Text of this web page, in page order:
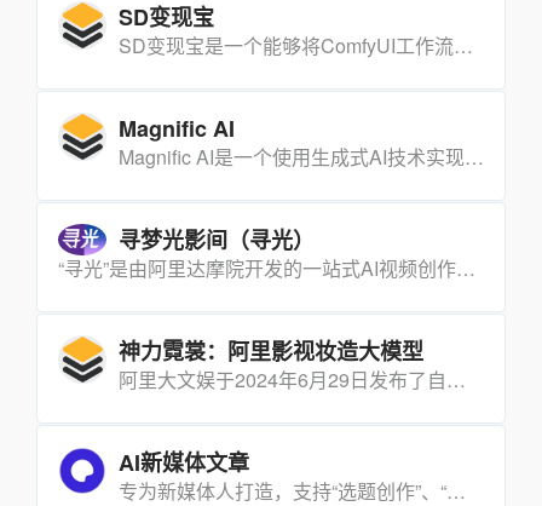
SD变现宝
SD变现宝是一个能够将ComfyUI工作流一键转换成微信小程序、抖音小程序、微信内H5和微信外H5的工具，支持多种平台和支付变现功能。
Magnific AI
Magnific AI是一个使用生成式AI技术实现极高分辨率图像上标的工具。它不仅可以实现极高分辨率,还可以根据用户的提示和参数添加更多细节。该工具可用于提高肖像、插图、视频游戏资产、风景照片等的分辨率和细节。
寻梦光影间（寻光）
“寻光”是由阿里达摩院开发的一站式AI视频创作平台，它在2024年上海世界人工智能大会上亮相，并引起了广泛关注。该平台旨在通过人工智能技术，提供全新的视频创作模式，重塑传统视频制作的全流程。
神力霓裳：阿里影视妆造大模型
阿里大文娱于2024年6月29日发布了自研的影视妆造大模型“神力霓裳”，这是首个专门针对影视剧服饰造型设计而打造的AI大模型，可以快速生成各朝代的影视级服饰造型，辅助造型师进行创意设计。
AI新媒体文章
专为新媒体人打造，支持“选题创作”、“文章重写”、“爆款标题”等一系列的写作工具，基于实时资讯、热榜等，一键生成高质量原创文章，帮你快速抓住热点